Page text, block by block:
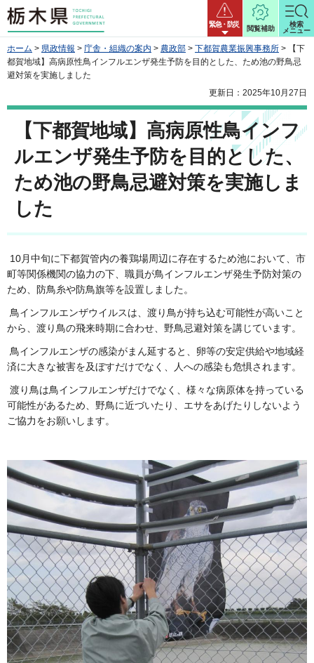
栃木県 緊急・防災
閲覧補助
検索
メニュー
ホーム > 県政情報 > 庁舎・組織の案内 > 農政部 > 下都賀農業振興事務所 > 【下
都賀地域】高病原性鳥インフルエンザ発生予防を目的とした、ため池の野鳥忌
避対策を実施しました
更新日：2025年10月27日
【下都賀地域】高病原性鳥インフ
ルエンザ発生予防を目的とした、
ため池の野鳥忌避対策を実施しま
した
10月中旬に下都賀管内の養鶏場周辺に存在するため池において、市
町等関係機関の協力の下、職員が鳥インフルエンザ発生予防対策の
ため、防鳥糸や防鳥旗等を設置しました。
鳥インフルエンザウイルスは、渡り鳥が持ち込む可能性が高いこと
から、渡り鳥の飛来時期に合わせ、野鳥忌避対策を講じています。
鳥インフルエンザの感染がまん延すると、卵等の安定供給や地域経
済に大きな被害を及ぼすだけでなく、人への感染も危惧されます。
渡り鳥は鳥インフルエンザだけでなく、様々な病原体を持っている
可能性があるため、野鳥に近づいたり、エサをあげたりしないよう
ご協力をお願いします。